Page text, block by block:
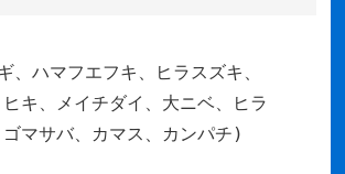
、ハマフエフキ、ヒラスズキ、
ヒキ、メイチダイ、大ニベ、ヒラ
マサバ、カマス、カンパチ)